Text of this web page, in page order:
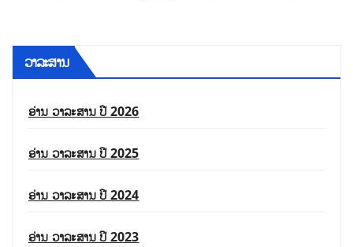
ວາລະສານ
ອ່ານ ວາລະສານ ປີ 2026
ອ່ານ ວາລະສານ ປີ 2025
ອ່ານ ວາລະສານ ປີ 2024
ອ່ານ ວາລະສານ ປີ 2023